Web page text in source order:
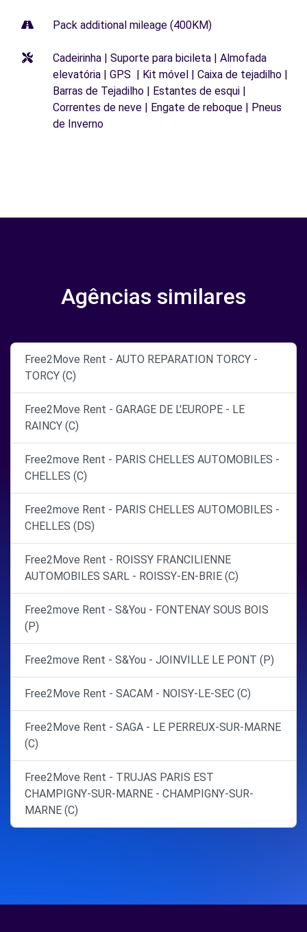
Pack additional mileage (400KM)
Cadeirinha | Suporte para bicileta | Almofada
elevatória | GPS | Kit móvel | Caixa de tejadilho |
Barras de Tejadilho | Estantes de esqui |
Correntes de neve | Engate de reboque | Pneus
de Inverno
Agências similares
Free2Move Rent - AUTO REPARATION TORCY -
TORCY (C)
Free2Move Rent - GARAGE DE L'EUROPE - LE
RAINCY (C)
Free2move Rent - PARIS CHELLES AUTOMOBILES -
CHELLES (C)
Free2move Rent - PARIS CHELLES AUTOMOBILES -
CHELLES (DS)
Free2Move Rent - ROISSY FRANCILIENNE
AUTOMOBILES SARL - ROISSY-EN-BRIE (C)
Free2move Rent - S&You - FONTENAY SOUS BOIS
(P)
Free2move Rent - S&You - JOINVILLE LE PONT (P)
Free2Move Rent - SACAM - NOISY-LE-SEC (C)
Free2Move Rent - SAGA - LE PERREUX-SUR-MARNE
(C)
Free2Move Rent - TRUJAS PARIS EST
CHAMPIGNY-SUR-MARNE - CHAMPIGNY-SUR-
MARNE (C)